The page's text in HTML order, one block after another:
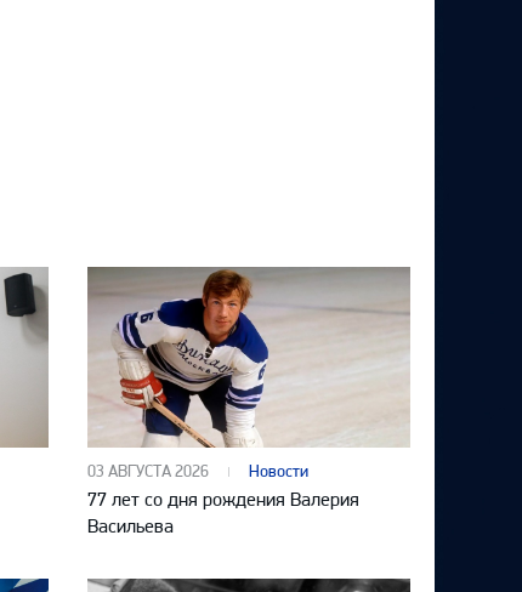
03 АВГУСТА 2026 Новости
77 лет со дня рождения Валерия
Васильева